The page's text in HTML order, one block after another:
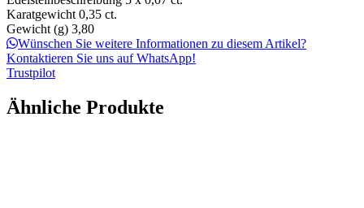
Karatgewicht 0,35 ct.
Gewicht (g) 3,80
Wünschen Sie weitere Informationen zu diesem Artikel?
Kontaktieren Sie uns auf WhatsApp!
Trustpilot
Ähnliche Produkte